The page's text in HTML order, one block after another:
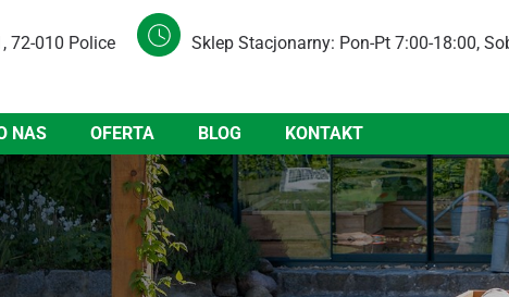
72-010 Police Sklep Stacjonarny: Pon-Pt 7:00-18:00,
NAS OFERTA BLOG KONTAKT